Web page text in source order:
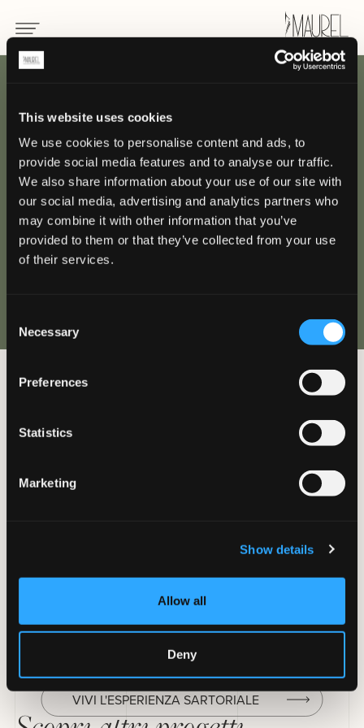
This website uses cookies
We use cookies to personalise content and ads, to
provide social media features and to analyse our traffic.
We also share information about your use of our site with
our social media, advertising and analytics partners who
may combine it with other information that you’ve
provided to them or that they’ve collected from your use
of their services.
Selection
Necessary
Preferences
Statistics
Marketing
Show details
Allow all
Deny
INDIETRO
The Dolder Grand
ZURIGO
Questo magico Hotel di Zurigo può essere definito come un
camere lussuose e dai saloni spaziosi si gode una vista
da MAUREL, conferiscono il tocco di eleganza atteso a tutto
VIVI L'ESPERIENZA SARTORIALE